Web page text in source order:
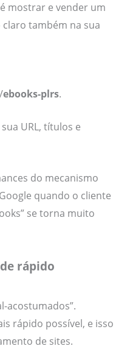
mostrar e vender um
claro também na sua
ebooks-plrs.
URL, títulos e
do mecanismo
quando o cliente
se torna muito
rápido
acostumados”.
rápido possível, e isso
de sites.